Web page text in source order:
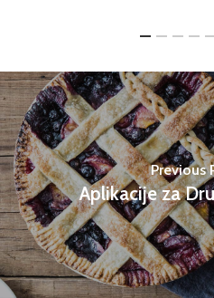
Previous
Aplikacije za